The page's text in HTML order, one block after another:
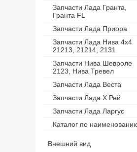
Запчасти Лада Гранта,
Гранта FL
Запчасти Лада Приора
Запчасти Лада Нива 4х4
21213, 21214, 2131
Запчасти Нива Шевроле
2123, Нива Тревел
Запчасти Лада Веста
Запчасти Лада Х Рей
Запчасти Лада Ларгус
Каталог по
Внешний вид